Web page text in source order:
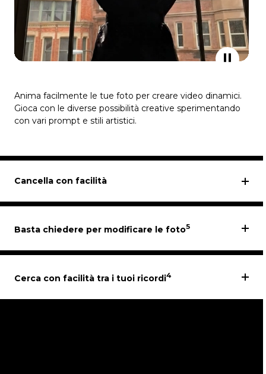
Anima facilmente le tue foto per creare video dinamici.
Gioca con le diverse possibilità creative sperimentando
con vari prompt e stili artistici.
Cancella con facilità
Basta chiedere per modificare le foto5
Cerca con facilità tra i tuoi ricordi4